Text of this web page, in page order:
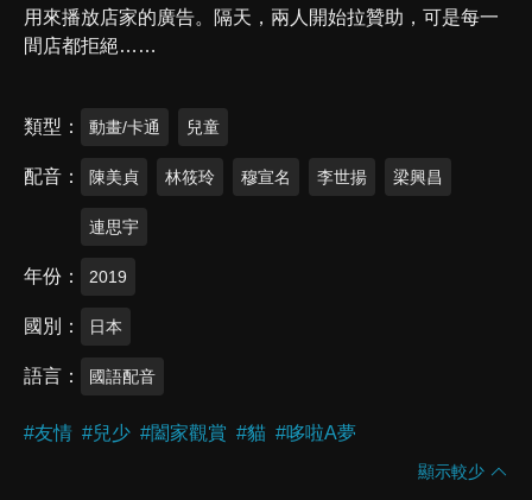
用來播放店家的廣告。隔天，兩人開始拉贊助，可是每一
間店都拒絕……
類型 動畫/卡通 兒童
配音 陳美貞 林筱玲 穆宣名 李世揚 梁興昌
連思宇
年份 2019
國別 日本
語言 國語配音
#友情 #兒少 #闔家觀賞 #貓 #哆啦A夢
顯示較少